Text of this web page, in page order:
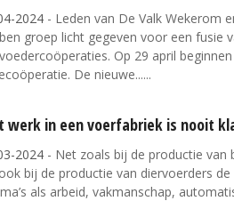
2024 - Leden van De Valk Wekerom
groep licht gegeven voor een fusie
Op 29 april
De nieuwe...
werk in een voerfabriek is nooit
2024 - Net zoals bij de productie van
bij de productie van diervoerders
als arbeid, vakmanschap,